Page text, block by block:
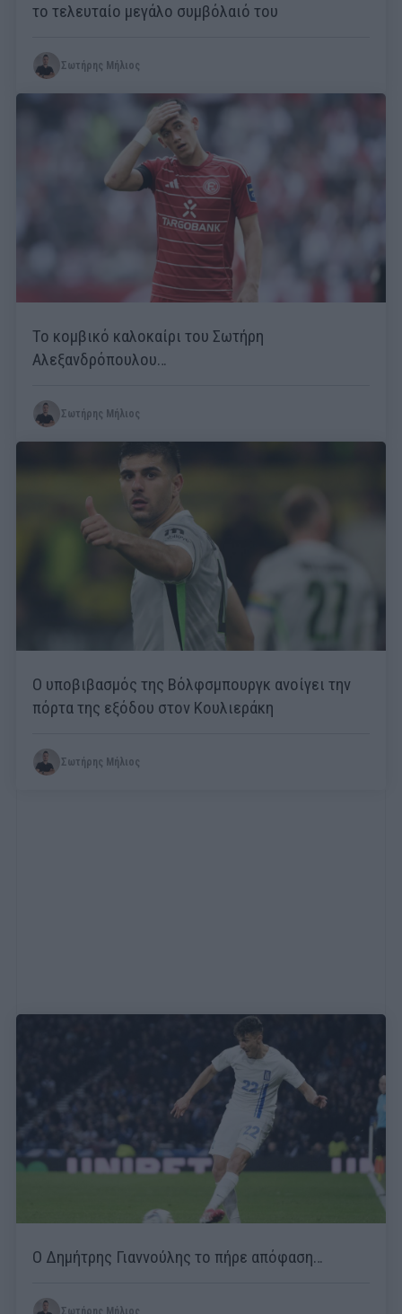
το τελευταίο μεγάλο συμβόλαιό του
Σωτήρης Μήλιος
Το κομβικό καλοκαίρι του Σωτήρη
Αλεξανδρόπουλου…
Σωτήρης Μήλιος
Ο υποβιβασμός της Βόλφσμπουργκ ανοίγει την
πόρτα της εξόδου στον Κουλιεράκη
Σωτήρης Μήλιος
Ο Δημήτρης Γιαννούλης το πήρε απόφαση…
Σωτήρης Μήλιος